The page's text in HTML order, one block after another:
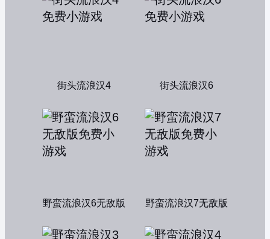
街头流浪汉4 街头流浪汉6
野蛮流浪汉6无敌版 野蛮流浪汉7无敌版